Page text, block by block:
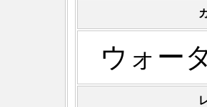
ウォー